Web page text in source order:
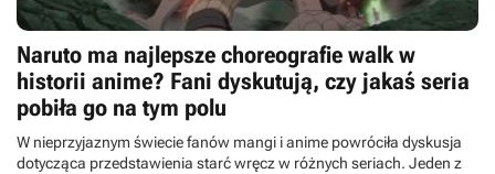
Naruto ma najlepsze choreografie walk w
historii anime? Fani dyskutują, czy jakaś seria
pobiła go na tym polu
W nieprzyjaznym świecie fanów mangi i anime powróciła dyskusja
dotycząca przedstawienia starć wręcz w różnych seriach. Jeden z